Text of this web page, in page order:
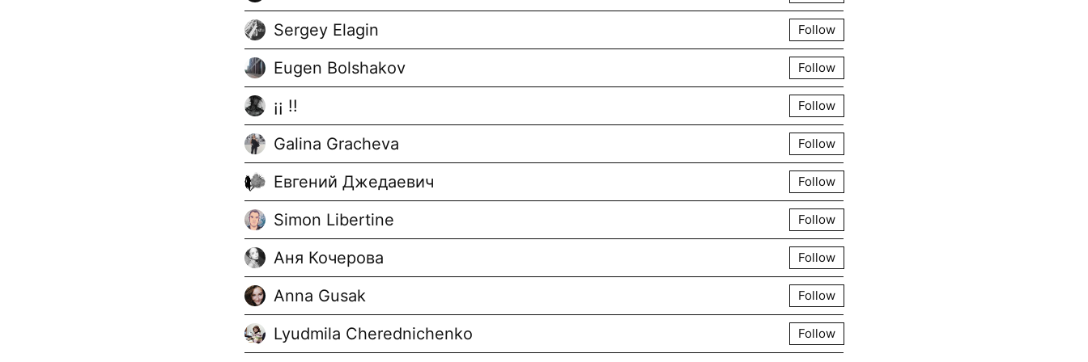
Sergey Elagin Follow
Eugen Bolshakov Follow
¡¡ !! Follow
Galina Gracheva Follow
Евгений Джедаевич Follow
Simon Libertine Follow
Аня Кочерова Follow
Anna Gusak Follow
Lyudmila Cherednichenko Follow